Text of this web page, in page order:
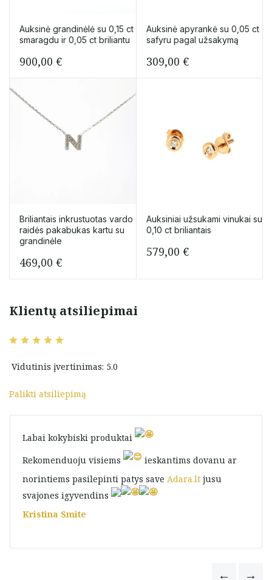
Auksinė grandinėlė su 0,15 сt
smaragdu ir 0,05 сt briliantu
900,00 €
Auksinė apyrankė su 0,05 ct
safyru pagal užsakymą
309,00 €
Briliantais inkrustuotas vardo
raidės pakabukas kartu su
grandinėle
469,00 €
Auksiniai užsukami vinukai su
0,10 ct briliantais
579,00 €
Klientų atsiliepimai
Vidutinis įvertinimas: 5.0
Palikti atsiliepimą
Labai kokybiski produktai
Rekomenduoju visiems
ieskantims dovanu ar
norintiems pasilepinti patys save Adara.lt jusu
svajones igyvendins
Kristina Smite